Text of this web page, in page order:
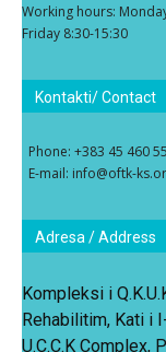
Working hours:
Friday 8:30-15:30
Kontakti/ Contact
Phone: +383 45 460
E-mail: info@oftk-
Adresa / Address
Kompleksi i
Rehabilitim, Kati i
U.C.C.K Complex,